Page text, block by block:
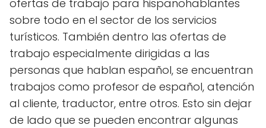
ofertas de trabajo para hispanohablantes
sobre todo en el sector de los servicios
turísticos. También dentro las ofertas de
trabajo especialmente dirigidas a las
personas que hablan español, se encuentran
trabajos como profesor de español, atención
al cliente, traductor, entre otros. Esto sin dejar
de lado que se pueden encontrar algunas